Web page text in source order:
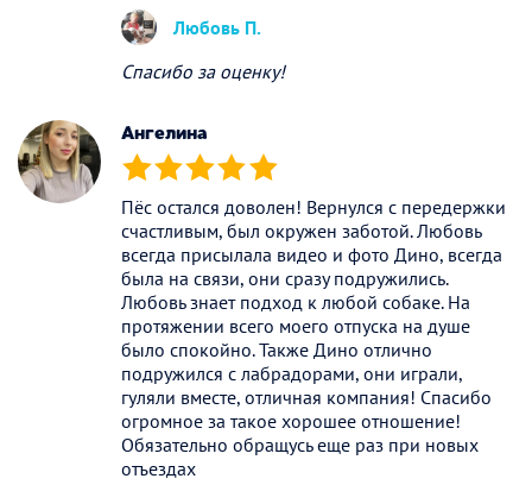
Любовь П.
Спасибо за оценку!
Ангелина
(*) (*) (*) (*) (*)
Пёс остался доволен! Вернулся с передержки
счастливым, был окружен заботой. Любовь
всегда присылала видео и фото Дино, всегда
была на связи, они сразу подружились.
Любовь знает подход к любой собаке. На
протяжении всего моего отпуска на душе
было спокойно. Также Дино отлично
подружился с лабрадорами, они играли,
гуляли вместе, отличная компания! Спасибо
огромное за такое хорошее отношение!
Обязательно обращусь еще раз при новых
отъездах